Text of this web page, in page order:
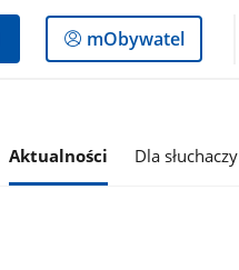
Logowanie
do
mObywatel
Aktualności Dla słuchaczy